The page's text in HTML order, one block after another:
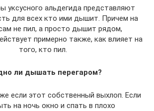
уксусного альдегида представляют
для всех кто ими дышит. Причем на
не пил, а просто дышит рядом,
примерно также, как влияет на
того, кто пил.
ли дышать перегаром?
если этот собственный выхлоп. Если
на ночь окно и спать в плохо